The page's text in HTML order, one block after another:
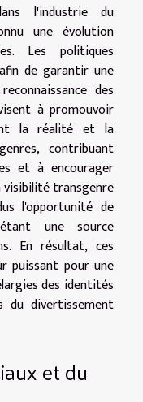
l'industrie du
une évolution
Les politiques
de garantir une
des
à promouvoir
la réalité et la
contribuant
et à encourager
visibilité transgenre
l'opportunité de
une source
En résultat, ces
puissant pour une
des identités
du divertissement
et du